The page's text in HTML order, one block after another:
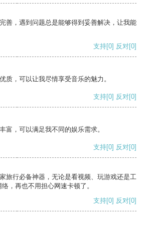
善，遇到问题总是能够得到妥善解决，让我能
支持[0] 反对[0]
质，可以让我尽情享受音乐的魅力。
支持[0] 反对[0]
富，可以满足我不同的娱乐需求。
支持[0] 反对[0]
旅行必备神器，无论是看视频、玩游戏还是工
，再也不用担心网速卡顿了。
支持[0] 反对[0]